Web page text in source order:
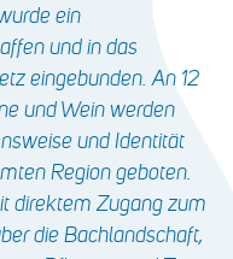
ein
und in das
eingebunden. An 12
und Wein werden
und Identität
Region geboten.
direktem Zugang zum
die Bachlandschaft,